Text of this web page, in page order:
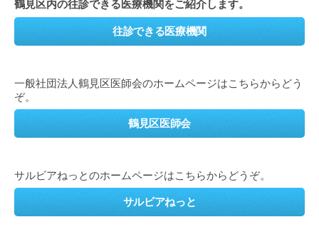
鶴見区内の往診できる医療機関をご紹介します。
往診できる医療機関
一般社団法人鶴見区医師会のホームページはこちらからどう
ぞ。
鶴見区医師会
サルビアねっとのホームページはこちらからどうぞ。
サルビアねっと